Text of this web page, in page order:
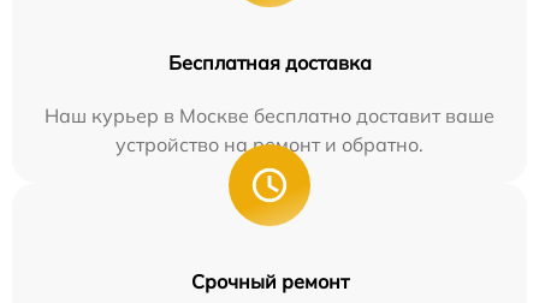
Бесплатная доставка
Наш курьер в Москве бесплатно доставит ваше
устройство на ремонт и обратно.
Срочный ремонт